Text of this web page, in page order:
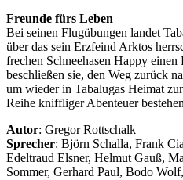
Freunde fürs Leben
Bei seinen Flugübungen landet
über das sein Erzfeind Arktos
frechen Schneehasen Happy einen
beschließen sie, den Weg zurück
um wieder in Tabalugas Heimat
Reihe kniffliger Abenteuer
Autor: Gregor Rottschalk
Sprecher: Björn Schalla, Frank
Edeltraud Elsner, Helmut Gauß,
Sommer, Gerhard Paul, Bodo